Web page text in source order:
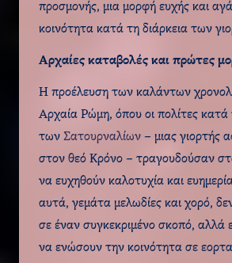
προσμονής, μια μορφή ευχής και
κοινότητα κατά τη διάρκεια των
Αρχαίες καταβολές και πρώτες
Η προέλευση των καλάντων
Αρχαία Ρώμη, όπου οι πολίτες κατά
των Σατουρναλίων – μιας γιορτής
στον θεό Κρόνο – τραγουδούσαν
να ευχηθούν καλοτυχία και
αυτά, γεμάτα μελωδίες και χορό,
σε έναν συγκεκριμένο σκοπό, αλλά
να ενώσουν την κοινότητα σε